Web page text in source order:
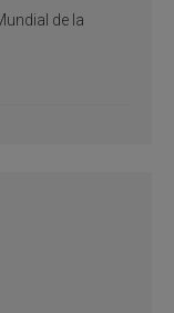
de la